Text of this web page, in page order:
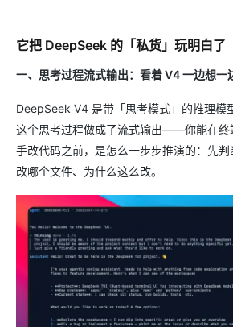
它把 DeepSeek 的「私货」玩明白了
一、思考过程流式输出：看着 V4 一边想一
DeepSeek V4 是带「思考模式」的推理模
这个思考过程做成了流式输出——你能在终
手改代码之前，是怎么一步步推演的：先
改哪个文件、为什么这么改。